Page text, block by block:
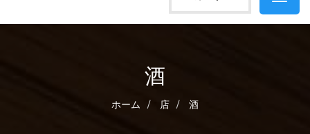
酒
ホーム 店 酒